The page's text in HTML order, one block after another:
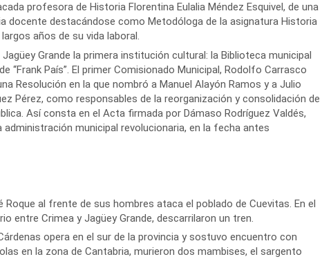
profesora de Historia Florentina Eulalia Méndez Esquivel, de una
docente destacándose como Metodóloga de la asignatura Historia
años de su vida laboral.
Grande la primera institución cultural: la Biblioteca municipal
“Frank País”. El primer Comisionado Municipal, Rodolfo Carrasco
Resolución en la que nombró a Manuel Alayón Ramos y a Julio
Pérez, como responsables de la reorganización y consolidación de
Así consta en el Acta firmada por Dámaso Rodríguez Valdés,
administración municipal revolucionaria, en la fecha antes
Roque al frente de sus hombres ataca el poblado de Cuevitas. En el
entre Crimea y Jagüey Grande, descarrilaron un tren.
opera en el sur de la provincia y sostuvo encuentro con
en la zona de Cantabria, murieron dos mambises, el sargento